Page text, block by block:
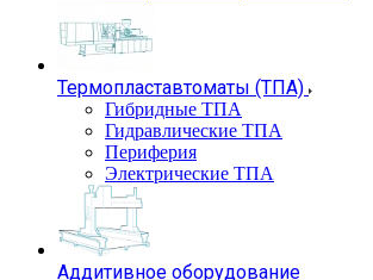
Термопластавтоматы (ТПА)
Гибридные ТПА
Гидравлические ТПА
Периферия
Электрические ТПА
Аддитивное оборудование